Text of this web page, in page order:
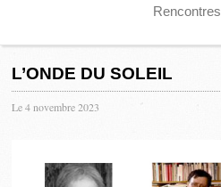
Rencontres
L’ONDE DU SOLEIL
Le 4 novembre 2023